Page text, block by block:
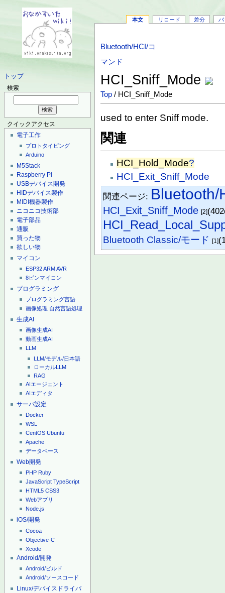
トップ
検索
クイックアクセス
電子工作
プロトタイピング
Arduino
M5Stack
Raspberry Pi
USBデバイス開発
HIDデバイス製作
MIDI機器製作
ニコニコ技術部
電子部品
通販
買った物
欲しい物
マイコン
ESP32ARMAVR
8ピンマイコン
プログラミング
プログラミング言語
画像処理 自然言語処理
生成AI
画像生成AI
動画生成AI
LLM
LLM/モデル/日本語
ローカルLLM
RAG
AIエージェント
AIエディタ
サーバ設定
Docker
WSL
CentOS Ubuntu
Apache
データベース
Web開発
PHP Ruby
JavaScript TypeScript
HTML5 CSS3
Webアプリ
Node.js
iOS/開発
Cocoa
Objective-C
Xcode
Android/開発
Android/ビルド
Android/ソースコード
Linux/デバイスドライバ
本文 リロード 差分 バ
Bluetooth/HCI/コ
マンド
HCI_Sniff_Mode
Top / HCI_Sniff_Mode
used to enter Sniff mode.
関連
HCI_Hold_Mode?
HCI_Exit_Sniff_Mode
関連ページ: Bluetooth/
HCI_Exit_Sniff_Mode [2]
Bluetooth Classic/モード [1]